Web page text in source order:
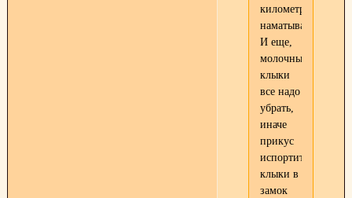
километры
наматывать...
И еще,
молочные
клыки
все надо
убрать,
иначе
прикус
испортите,
клыки в
замок